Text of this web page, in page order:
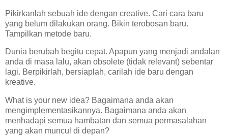
Pikirkanlah sebuah ide dengan creative. Cari cara baru
yang belum dilakukan orang. Bikin terobosan baru.
Tampilkan metode baru.
Dunia berubah begitu cepat. Apapun yang menjadi andalan
anda di masa lalu, akan obsolete (tidak relevant) sebentar
lagi. Berpikirlah, bersiaplah, carilah ide baru dengan
kreative.
What is your new idea? Bagaimana anda akan
mengimplementasikannya. Bagaimana anda akan
menhadapi semua hambatan dan semua permasalahan
yang akan muncul di depan?